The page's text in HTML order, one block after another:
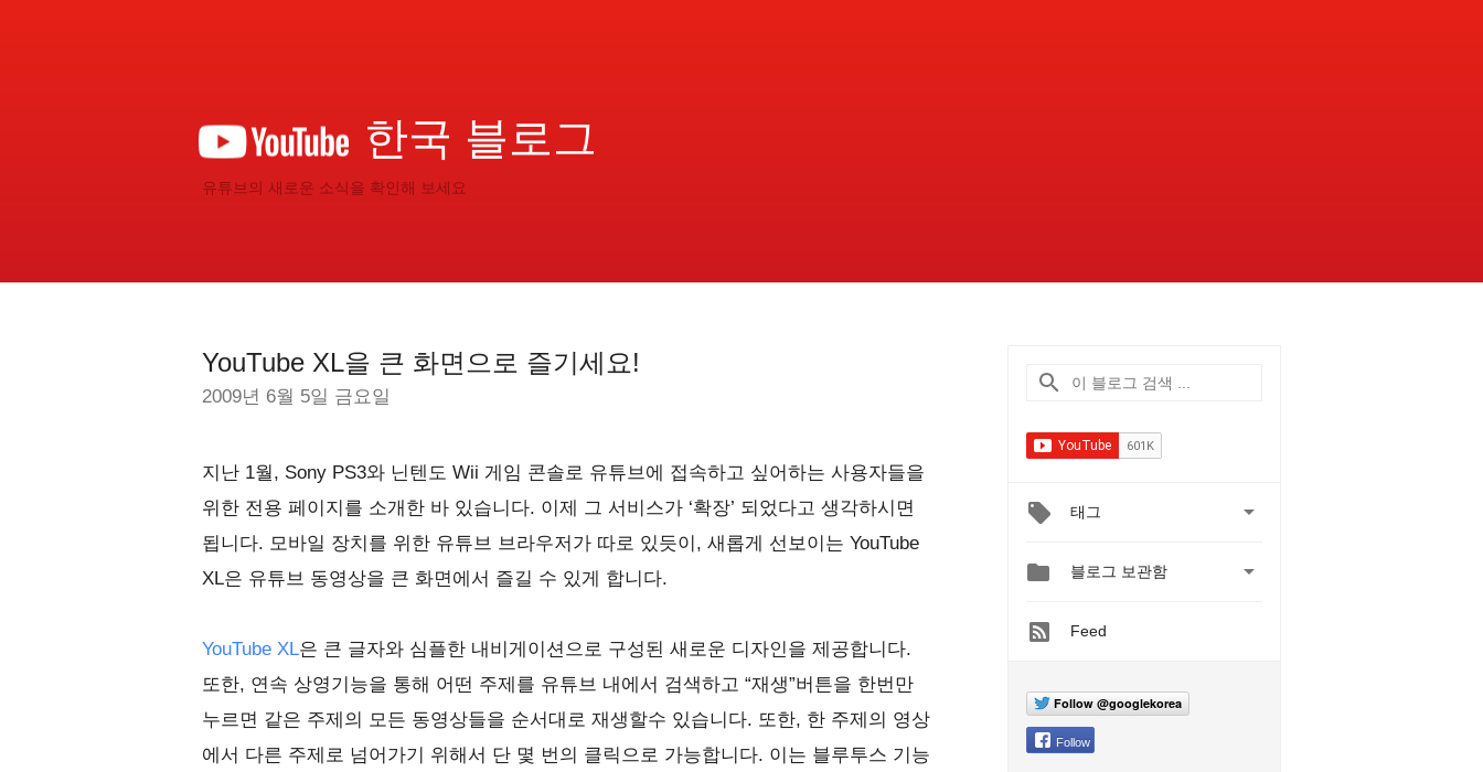
한국 블로그
유튜브의 새로운 소식을 확인해 보세요
YouTube XL을 큰 화면으로 즐기세요!
2009년 6월 5일 금요일
지난 1월, Sony PS3와 닌텐도 Wii 게임 콘솔로 유튜브에 접속하고 싶어하는 사용자들을
위한 전용 페이지를 소개한 바 있습니다. 이제 그 서비스가 ‘확장’ 되었다고 생각하시면
됩니다. 모바일 장치를 위한 유튜브 브라우저가 따로 있듯이, 새롭게 선보이는 YouTube
XL은 유튜브 동영상을 큰 화면에서 즐길 수 있게 합니다.
YouTube XL은 큰 글자와 심플한 내비게이션으로 구성된 새로운 디자인을 제공합니다.
또한, 연속 상영기능을 통해 어떤 주제를 유튜브 내에서 검색하고 “재생”버튼을 한번만
누르면 같은 주제의 모든 동영상들을 순서대로 재생할수 있습니다. 또한, 한 주제의 영상
에서 다른 주제로 넘어가기 위해서 단 몇 번의 클릭으로 가능합니다. 이는 블루투스 기능
태그 
 블로그 보관함 
Feed
Follow @googlekorea
Follow